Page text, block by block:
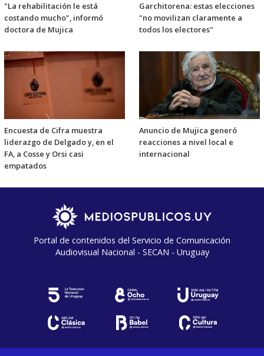
"La rehabilitación le está
costando mucho", informó
doctora de Mujica
Garchitorena: estas elecciones
"no movilizan claramente a
todos los electores"
Encuesta de Cifra muestra
liderazgo de Delgado y, en el
FA, a Cosse y Orsi casi
empatados
Anuncio de Mujica generó
reacciones a nivel local e
internacional
Portal de contenidos del Servicio de Comunicación
Audiovisual Nacional - SECAN - Uruguay